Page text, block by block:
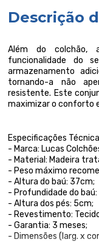
Descrição
Além do colchão,
funcionalidade do
armazenamento
tornando-a não
resistente. Este
maximizar o conforto
Especificações
- Marca: Lucas
- Material: Madeira
- Peso máximo
- Altura do baú: 37cm;
- Profundidade do
- Altura dos pés: 5cm;
- Revestimento:
- Garantia: 3 meses;
- Dimensões (larg. x